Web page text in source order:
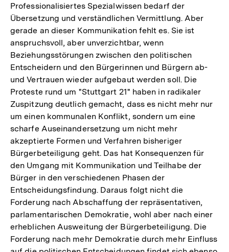
Professionalisiertes Spezialwissen bedarf der
Übersetzung und verständlichen Vermittlung. Aber
gerade an dieser Kommunikation fehlt es. Sie ist
anspruchsvoll, aber unverzichtbar, wenn
Beziehungsstörungen zwischen den politischen
Entscheidern und den Bürgerinnen und Bürgern ab-
und Vertrauen wieder aufgebaut werden soll. Die
Proteste rund um "Stuttgart 21" haben in radikaler
Zuspitzung deutlich gemacht, dass es nicht mehr nur
um einen kommunalen Konflikt, sondern um eine
scharfe Auseinandersetzung um nicht mehr
akzeptierte Formen und Verfahren bisheriger
Bürgerbeteiligung geht. Das hat Konsequenzen für
den Umgang mit Kommunikation und Teilhabe der
Bürger in den verschiedenen Phasen der
Entscheidungsfindung. Daraus folgt nicht die
Forderung nach Abschaffung der repräsentativen,
parlamentarischen Demokratie, wohl aber nach einer
erheblichen Ausweitung der Bürgerbeteiligung. Die
Forderung nach mehr Demokratie durch mehr Einfluss